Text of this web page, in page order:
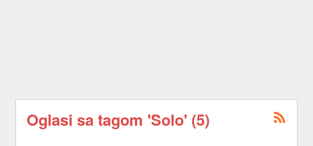
Oglasi sa tagom 'Solo' (5)